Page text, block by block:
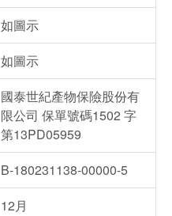
如圖示
如圖示
國泰世紀產物保險股份有
限公司 保單號碼1502 字
第13PD05959
B-180231138-00000-5
12月